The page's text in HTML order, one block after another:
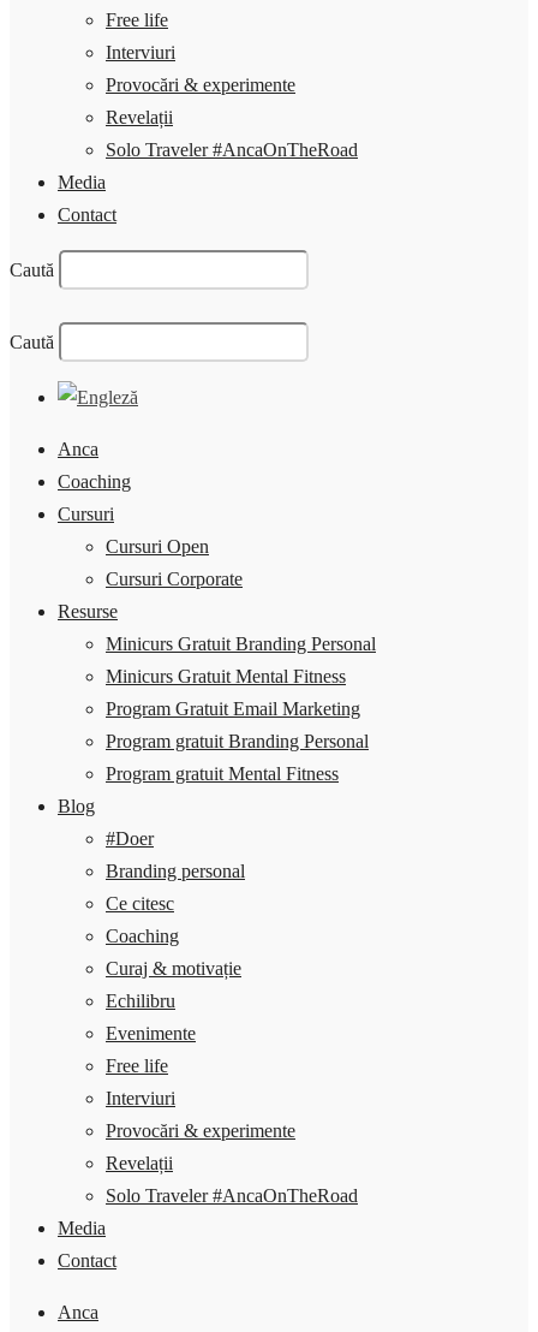
Free life
Interviuri
Provocări & experimente
Revelații
Solo Traveler #AncaOnTheRoad
Media
Contact
Caută
Caută
Anca
Coaching
Cursuri
Cursuri Open
Cursuri Corporate
Resurse
Minicurs Gratuit Branding Personal
Minicurs Gratuit Mental Fitness
Program Gratuit Email Marketing
Program gratuit Branding Personal
Program gratuit Mental Fitness
Blog
#Doer
Branding personal
Ce citesc
Coaching
Curaj & motivație
Echilibru
Evenimente
Free life
Interviuri
Provocări & experimente
Revelații
Solo Traveler #AncaOnTheRoad
Media
Contact
Anca